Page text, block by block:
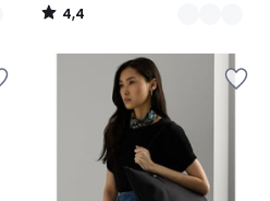
4,4
/